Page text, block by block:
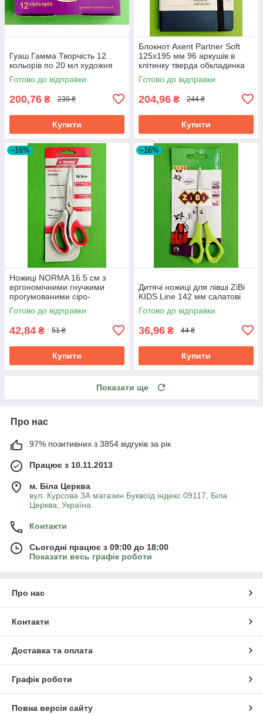
Гуаш Гамма Творчість 12
кольорів по 20 мл художня
Готово до відправки
200,76 ₴ 239 ₴
Купити
Блокнот Axent Partner Soft
125х195 мм 96 аркушів в
клітинку тверда обкладинка
синій
Готово до відправки
204,96 ₴ 244 ₴
Купити
–16%
Ножиці NORMA 16.5 см з
ергономічними гнучкими
прогумованими сіро-
червоними ручками 1.8 мм
Готово до відправки
42,84 ₴ 51 ₴
Купити
–16%
Дитячі ножиці для лівші ZiBi
KIDS Line 142 мм салатові
Готово до відправки
36,96 ₴ 44 ₴
Купити
Показати ще
Про нас
97% позитивних з 3854 відгуків за рік
Працює з 10.11.2013
м. Біла Церква
вул. Курсова 3А магазин Буквоїд індекс 09117, Біла
Церква, Україна
Контакти
Сьогодні працює з 09:00 до 18:00
Показати весь графік роботи
Про нас
Контакти
Доставка та оплата
Графік роботи
Повна версія сайту